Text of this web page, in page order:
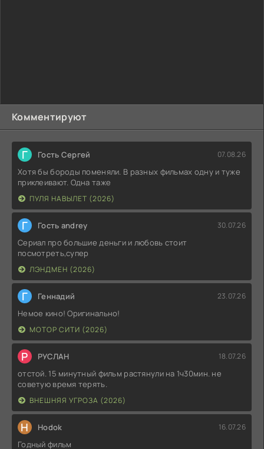
Комментируют
Г Гость Сергей 07.08.26
Хотя бы бороды поменяли. В разных фильмах одну и туже
приклеивают. Одна таже
ПУЛЯ НАВЫЛЕТ (2026)
Г Гость andrey 30.07.26
Сериал про большие деньги и любовь стоит
посмотреть,супер
ЛЭНДМЕН (2026)
Г Геннадий 23.07.26
Немое кино! Оригинально!
МОТОР СИТИ (2026)
Р РУСЛАН 18.07.26
отстой. 15 минутный фильм растянули на 1ч30мин. не
советую время терять.
ВНЕШНЯЯ УГРОЗА (2026)
H Hodok 16.07.26
Годный фильм